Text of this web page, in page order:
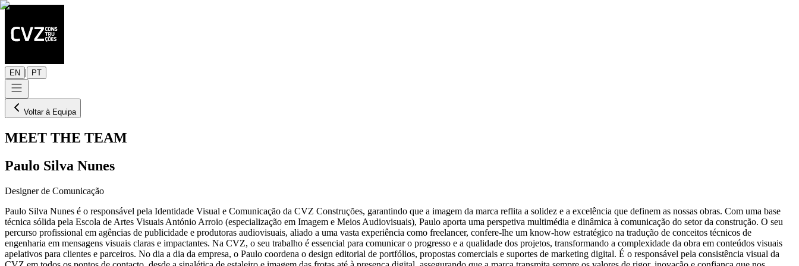
EN | PT
Voltar à Equipa
MEET THE TEAM
Paulo Silva Nunes
Designer de Comunicação
Paulo Silva Nunes é o responsável pela Identidade Visual e Comunicação da CVZ Construções, garantindo que a imagem da marca reflita a solidez e a excelência que definem as nossas obras. Com uma base
técnica sólida pela Escola de Artes Visuais António Arroio (especialização em Imagem e Meios Audiovisuais), Paulo aporta uma perspetiva multimédia e dinâmica à comunicação do setor da construção. O seu
percurso profissional em agências de publicidade e produtoras audiovisuais, aliado a uma vasta experiência como freelancer, confere-lhe um know-how estratégico na tradução de conceitos técnicos de
engenharia em mensagens visuais claras e impactantes. Na CVZ, o seu trabalho é essencial para comunicar o progresso e a qualidade dos projetos, transformando a complexidade da obra em conteúdos visuais
apelativos para clientes e parceiros. No dia a dia da empresa, o Paulo coordena o design editorial de portfólios, propostas comerciais e suportes de marketing digital. É o responsável pela consistência visual da